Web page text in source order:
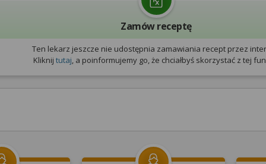
Zamów receptę
Ten lekarz jeszcze nie udostępnia zamawiania recept przez
Kliknijtutaj, a poinformujemy go, że chciałbyś skorzystać z tej